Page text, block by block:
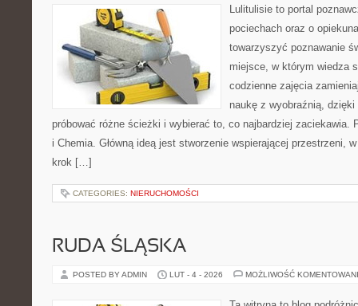
Lulitulisie to portal
pociechach oraz o
towarzyszyć poznawanie
miejsce, w którym wiedza
codzienne zajęcia
naukę z wyobraźnią,
próbować różne ścieżki i wybierać to, co najbardziej zaciekawia.
i Chemia. Główną ideą jest stworzenie wspierającej przestrzeni,
krok […]
CATEGORIES: NIERUCHOMOŚCI
RUDA ŚLĄSKA
POSTED BY ADMIN LUT - 4 - 2026 MOŻLIWOŚĆ